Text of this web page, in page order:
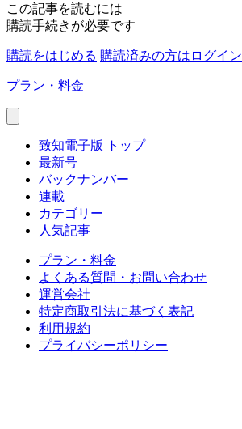
この記事を読むには
購読手続きが必要です
購読をはじめる 購読済みの方はログイン
プラン・料金
致知電子版 トップ
最新号
バックナンバー
連載
カテゴリー
人気記事
プラン・料金
よくある質問・お問い合わせ
運営会社
特定商取引法に基づく表記
利用規約
プライバシーポリシー